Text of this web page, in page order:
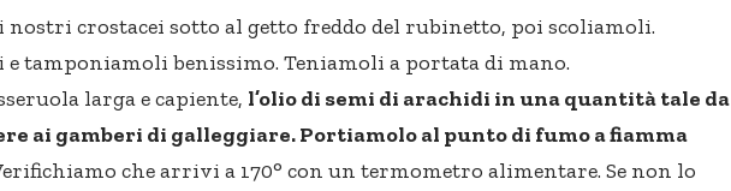
nostri crostacei sotto al getto freddo del rubinetto, poi scoliamoli.
tamponiamoli benissimo. Teniamoli a portata di mano.
larga e capiente, l’olio di semi di arachidi in una quantità tale da
ai gamberi di galleggiare. Portiamolo al punto di fumo a fiamma
che arrivi a 170° con un termometro alimentare. Se non lo